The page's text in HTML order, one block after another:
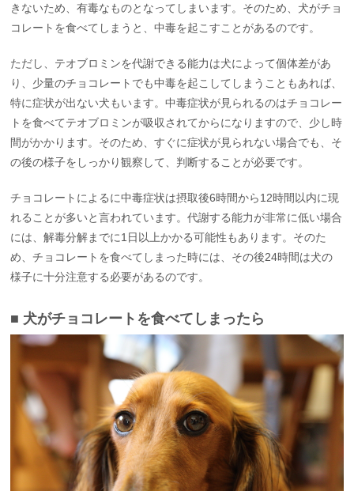
きないため、有毒なものとなってしまいます。そのため、犬がチョ
コレートを食べてしまうと、中毒を起こすことがあるのです。
ただし、テオブロミンを代謝できる能力は犬によって個体差があ
り、少量のチョコレートでも中毒を起こしてしまうこともあれば、
特に症状が出ない犬もいます。中毒症状が見られるのはチョコレー
トを食べてテオブロミンが吸収されてからになりますので、少し時
間がかかります。そのため、すぐに症状が見られない場合でも、そ
の後の様子をしっかり観察して、判断することが必要です。
チョコレートによるに中毒症状は摂取後6時間から12時間以内に現
れることが多いと言われています。代謝する能力が非常に低い場合
には、解毒分解までに1日以上かかる可能性もあります。そのた
め、チョコレートを食べてしまった時には、その後24時間は犬の
様子に十分注意する必要があるのです。
■ 犬がチョコレートを食べてしまったら